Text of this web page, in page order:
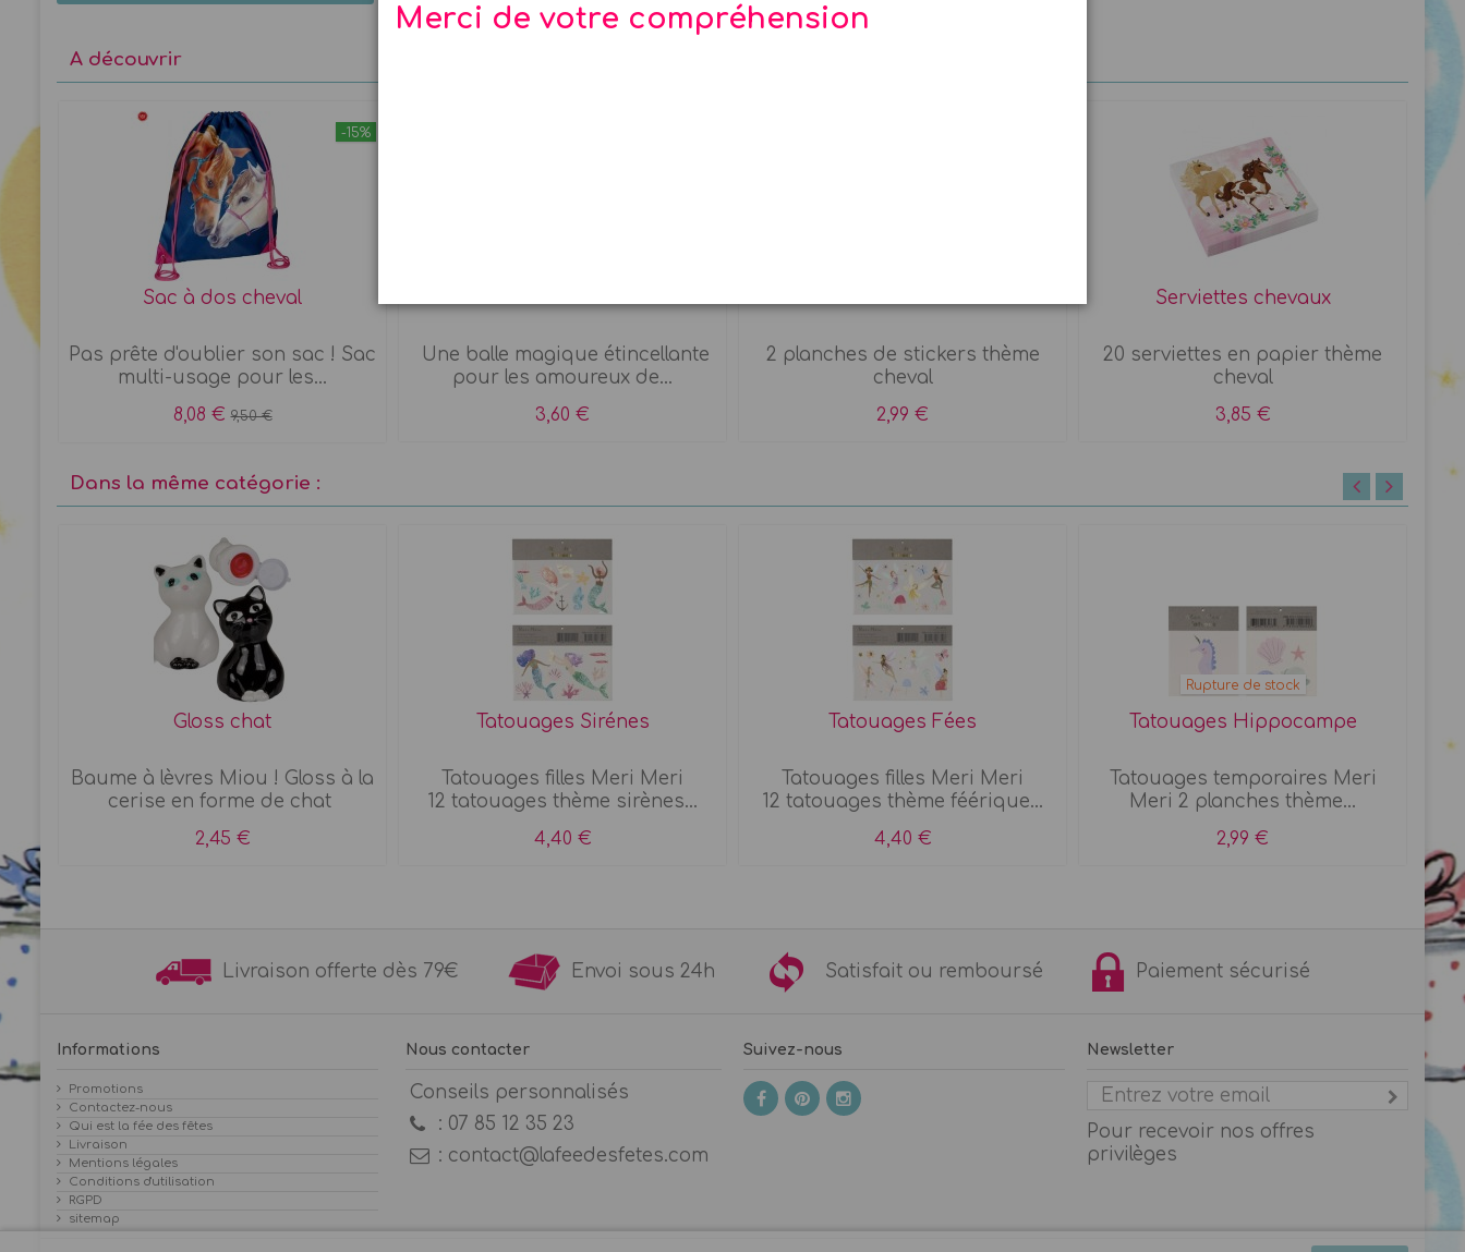
Merci de votre compréhension
A découvrir
-15%
Sac à dos cheval
Pas prête d'oublier son sac ! Sac
multi-usage pour les...
8,08 €9,50 €
Une balle magique étincellante
pour les amoureux de...
3,60 €
2 planches de stickers thème
cheval
2,99 €
Serviettes chevaux
20 serviettes en papier thème
cheval
3,85 €
Dans la même catégorie :
Gloss chat
Baume à lèvres Miou ! Gloss à la
cerise en forme de chat
2,45 €
Tatouages Sirénes
Tatouages filles Meri Meri
12 tatouages thème sirènes...
4,40 €
Tatouages Fées
Tatouages filles Meri Meri
12 tatouages thème féérique...
4,40 €
Rupture de stock
Tatouages Hippocampe
Tatouages temporaires Meri
Meri 2 planches thème...
2,99 €
Livraison offerte dès 79€ Envoi sous 24h Satisfait ou remboursé Paiement sécurisé
Informations
Promotions
Contactez-nous
Qui est la fée des fêtes
Livraison
Mentions légales
Conditions d'utilisation
RGPD
sitemap
Nous contacter
Conseils personnalisés
: 07 85 12 35 23
: contact@lafeedesfetes.com
Suivez-nous Newsletter
Pour recevoir nos offres
privilèges